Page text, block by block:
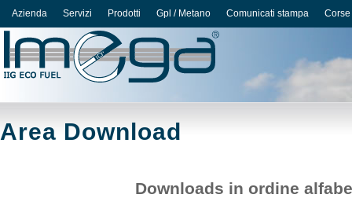
Area Download
Downloads in ordine
Azienda Servizi Prodotti Gpl / Metano Comunicati stampa Corse